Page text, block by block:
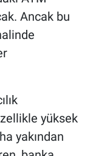
Ancak bu
yüksek
yakından